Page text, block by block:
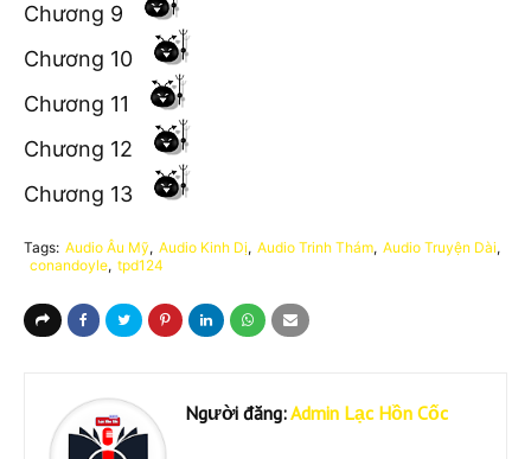
Chương 9
Chương 10
Chương 11
Chương 12
Chương 13
Tags: Audio Âu Mỹ Audio Kinh Dị Audio Trinh Thám Audio Truyện Dài
conandoyle tpd124
Người đăng:Admin Lạc Hồn Cốc